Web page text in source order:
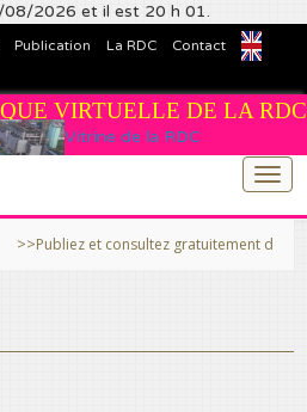
08/2026 et il est 20 h 01.
Publication La RDC Contact
Vitrine de la RDC
VIRTUELLE DE LA RDC
>>Publiez et consultez gratuitement des